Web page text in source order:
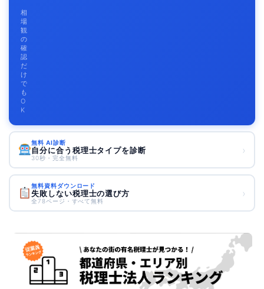
相
場
観
の
確
認
だ
け
で
も
O
K
無料 AI診断
自分に合う税理士タイプを診断
30秒・完全無料
›
無料資料ダウンロード
失敗しない税理士の選び方
全78ページ・すべて無料
›